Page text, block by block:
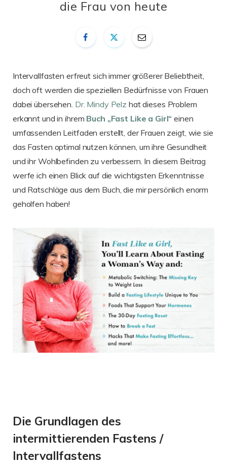
die Frau von heute
Intervallfasten erfreut sich immer größerer Beliebtheit,
doch oft werden die speziellen Bedürfnisse von Frauen
dabei übersehen. Dr. Mindy Pelz hat dieses Problem
erkannt und in ihrem Buch „Fast Like a Girl“einen
umfassenden Leitfaden erstellt, der Frauen zeigt, wie sie
das Fasten optimal nutzen können, um ihre Gesundheit
und ihr Wohlbefinden zu verbessern. In diesem Beitrag
werfe ich einen Blick auf die wichtigsten Erkenntnisse
und Ratschläge aus dem Buch, die mir persönlich enorm
geholfen haben!
Die Grundlagen des
intermittierenden Fastens /
Intervallfastens